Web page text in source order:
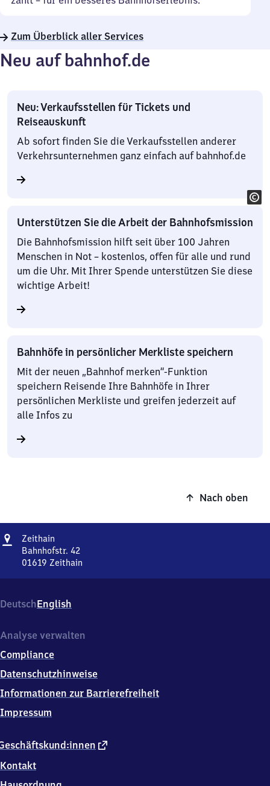
Zum Überblick aller Services
Neu auf bahnhof.de
Neu: Verkaufsstellen für Tickets und
Reiseauskunft
Ab sofort finden Sie die Verkaufsstellen anderer
Verkehrsunternehmen ganz einfach auf bahnhof.de
Unterstützen Sie die Arbeit der Bahnhofsmission
Die Bahnhofsmission hilft seit über 100 Jahren
Menschen in Not – kostenlos, offen für alle und rund
um die Uhr. Mit Ihrer Spende unterstützen Sie diese
wichtige Arbeit!
Bahnhöfe in persönlicher Merkliste speichern
Mit der neuen „Bahnhof merken“-Funktion
speichern Reisende Ihre Bahnhöfe in Ihrer
persönlichen Merkliste und greifen jederzeit auf
alle Infos zu
Nach oben
Adresse
Zeithain
Bahnhofstr. 42
01619 Zeithain
42,
0
6
9
Zeithain
DeutschEnglish
externer
Kontakt
Analyse verwalten
Compliance
Datenschutzhinweise
Informationen zur Barrierefreiheit
Impressum